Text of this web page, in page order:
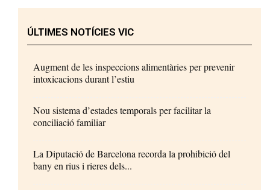
ÚLTIMES NOTÍCIES VIC
Augment de les inspeccions alimentàries per prevenir
intoxicacions durant l’estiu
Nou sistema d’estades temporals per facilitar la
conciliació familiar
La Diputació de Barcelona recorda la prohibició del
bany en rius i rieres dels...